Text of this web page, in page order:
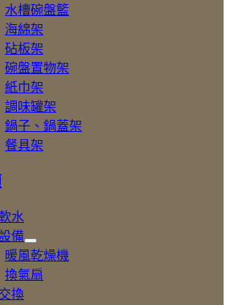
五
水槽碗盤籃
海綿架
砧板架
碗盤置物架
紙巾架
調味罐架
鍋子、鍋蓋架
餐具架
水
備
展
開
換
暖風乾燥機
換氣扇
換